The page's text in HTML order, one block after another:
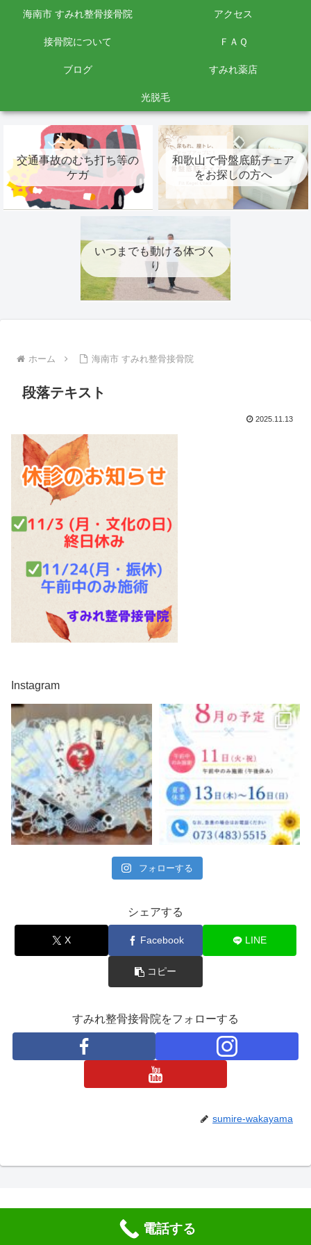
海南市 すみれ整骨接骨院 アクセス
接骨院について ＦＡＱ
ブログ すみれ薬店
光脱毛
交通事故のむち打ち等の
ケガ
和歌山で骨盤底筋チェア
をお探しの方へ
いつまでも動ける体づく
り
ホーム 海南市 すみれ整骨接骨院
段落テキスト
2025.11.13
Instagram
フォローする
シェアする
X Facebook LINE
コピー
すみれ整骨接骨院をフォローする
sumire-wakayama
© 2020 すみれ整骨接骨院｜和歌山県海南市.
電話する